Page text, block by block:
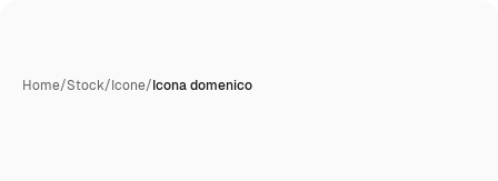
Home/Stock/Icone/Icona domenico